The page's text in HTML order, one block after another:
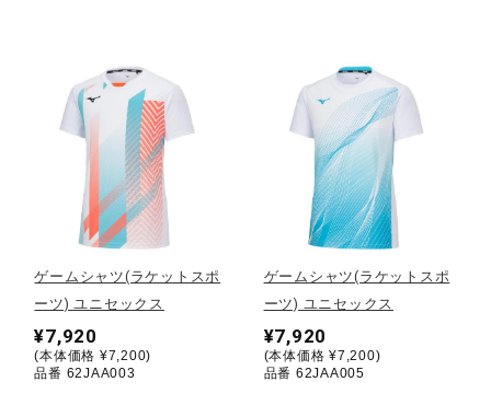
バレーボール
テニス／ソフトテニス
陸上競技
ゲームシャツ(ラケットスポ
ーツ) ユニセックス
¥7,920
(本体価格 ¥7,200)
品番 62JAA003
ゲームシャツ(ラケットスポ
ーツ) ユニセックス
¥7,920
(本体価格 ¥7,200)
品番 62JAA005